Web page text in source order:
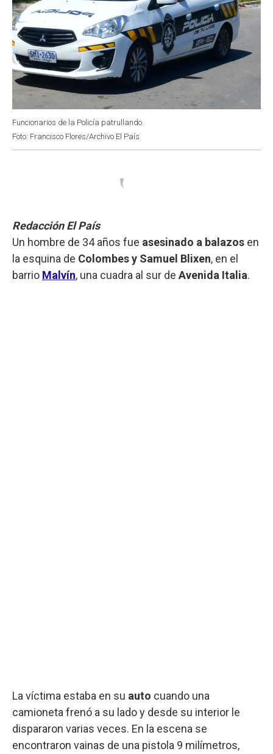
Funcionarios de la Policía patrullando.
Foto: Francisco Flores/Archivo El País
Redacción El País
Un hombre de 34 años fue asesinado a balazos en
la esquina de Colombes y Samuel Blixen, en el
barrio Malvín, una cuadra al sur de Avenida Italia.
La víctima estaba en su auto cuando una
camioneta frenó a su lado y desde su interior le
dispararon varias veces. En la escena se
encontraron vainas de una pistola 9 milímetros,